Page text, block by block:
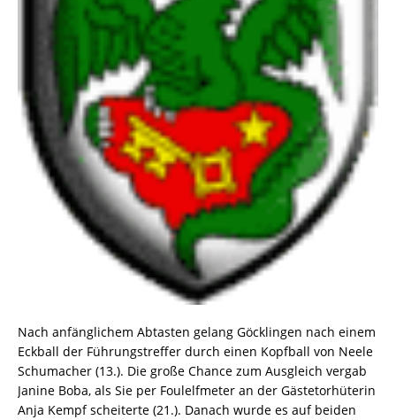
Nach anfänglichem Abtasten gelang Göcklingen nach einem
Eckball der Führungstreffer durch einen Kopfball von Neele
Schumacher (13.). Die große Chance zum Ausgleich vergab
Janine Boba, als Sie per Foulelfmeter an der Gästetorhüterin
Anja Kempf scheiterte (21.). Danach wurde es auf beiden